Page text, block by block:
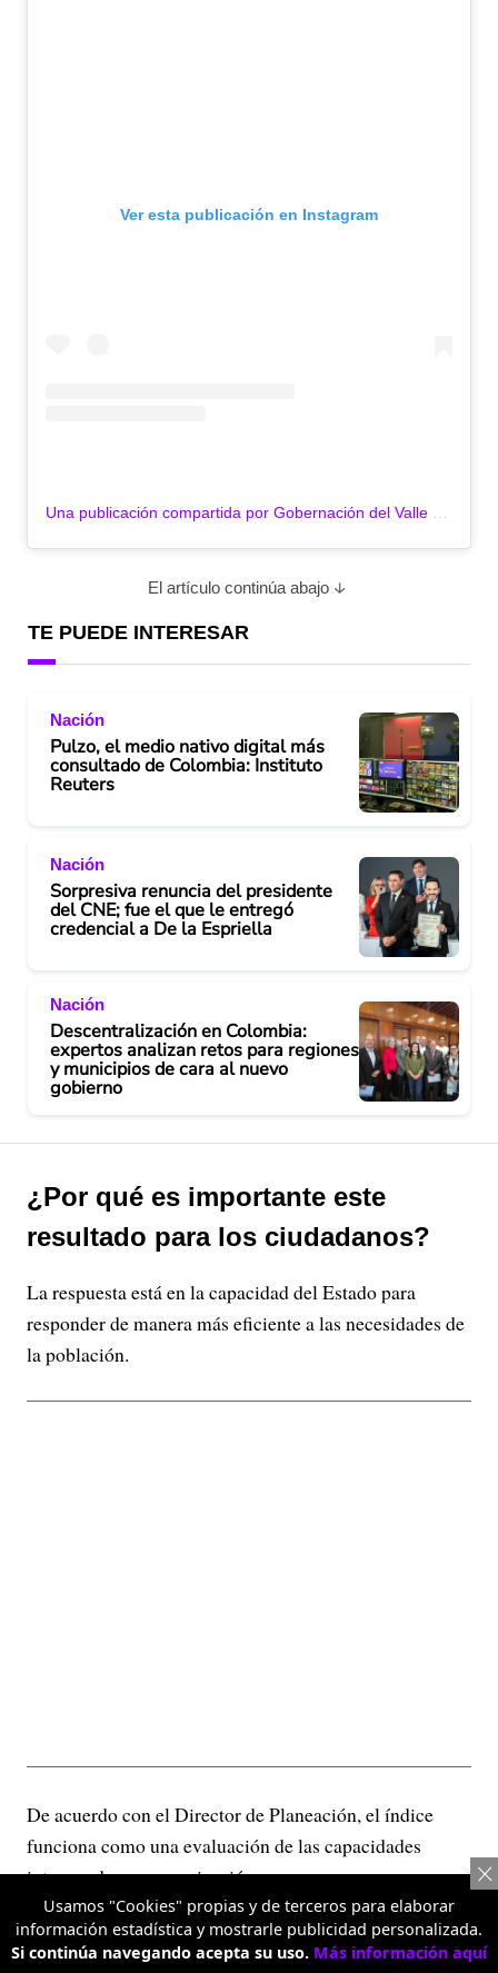
Ver esta publicación en Instagram
El artículo continúa abajo
TE PUEDE INTERESAR
Nación
Pulzo, el medio nativo digital más
consultado de Colombia: Instituto
Reuters
Nación
Sorpresiva renuncia del presidente
del CNE; fue el que le entregó
credencial a De la Espriella
Nación
Descentralización en Colombia:
expertos analizan retos para regiones
y municipios de cara al nuevo
gobierno
¿Por qué es importante este
resultado para los ciudadanos?
La respuesta está en la capacidad del Estado para
responder de manera más eficiente a las necesidades de
la población.
De acuerdo con el Director de Planeación, el índice
funciona como una evaluación de las capacidades
internas de una organización.
“Es como un equipo de fútbol. Lo que
aquí se evalúa es cómo ese equipo se
Usamos "Cookies" propias y de terceros para elaborar
información estadística y mostrarle publicidad personalizada.
Si continúa navegando acepta su uso. Más información aquí